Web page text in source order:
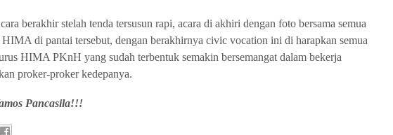
berakhir stelah tenda tersusun rapi, acara di akhiri dengan foto bersama semua
HIMA di pantai tersebut, dengan berakhirnya civic vocation ini di harapkan semua
HIMA PKnH yang sudah terbentuk semakin bersemangat dalam bekerja
proker-proker kedepanya.
Pancasila!!!